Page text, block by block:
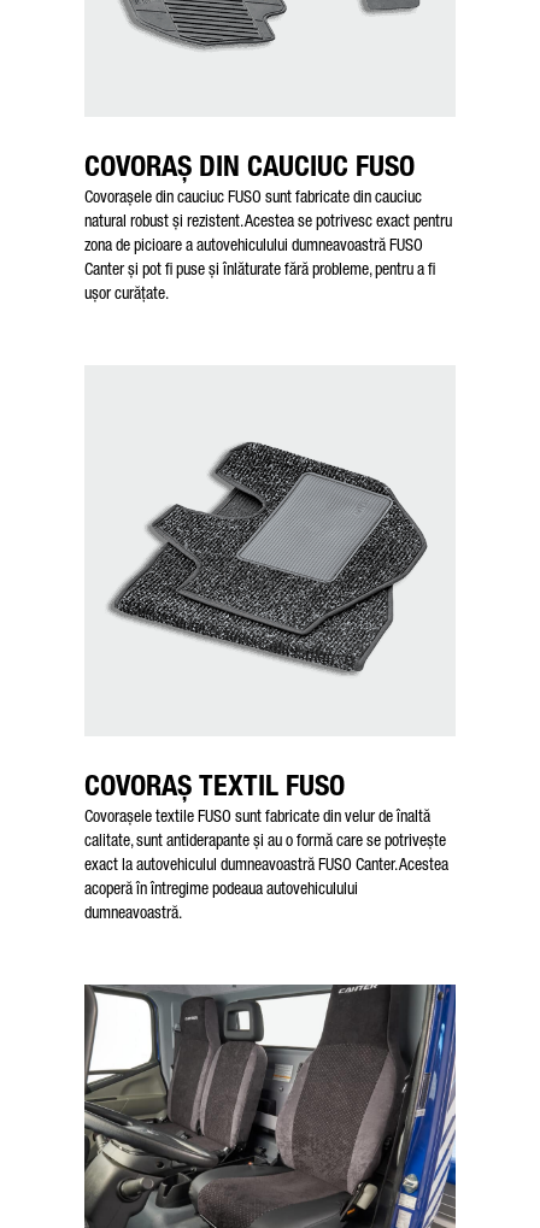
protecția datelor
Friendly Captcha
COVORAȘ DIN CAUCIUC FUSO
Covorașele din cauciuc FUSO sunt fabricate din cauciuc
natural robust și rezistent. Acestea se potrivesc exact pentru
zona de picioare a autovehiculului dumneavoastră FUSO
Canter și pot fi puse și înlăturate fără probleme, pentru a fi
ușor curățate.
COVORAȘ TEXTIL FUSO
Covorașele textile FUSO sunt fabricate din velur de înaltă
calitate, sunt antiderapante și au o formă care se potrivește
exact la autovehiculul dumneavoastră FUSO Canter. Acestea
acoperă în întregime podeaua autovehiculului
dumneavoastră.